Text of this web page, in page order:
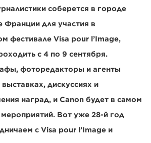
соберется в городе
Франции для участия в
фестивале Visa pour l’Image,
с 4 по 9 сентября.
фоторедакторы и агенты
дискуссиях и
наград, и Canon будет в самом
мероприятий. Вот уже 28-й год
с Visa pour l’Image и